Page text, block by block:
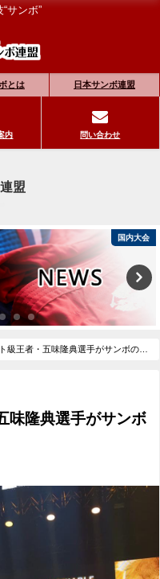
サンボ”
とは 日本サンボ連盟
内 問い合わせ
盟
国内大会
級王者・五味隆典選手がサンボの大
味隆典選手がサンボ